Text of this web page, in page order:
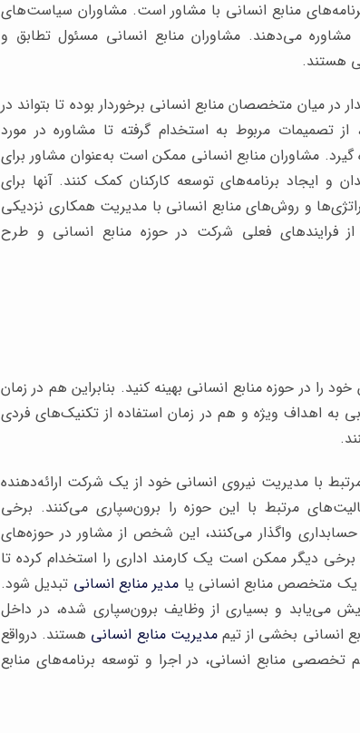
منابع انسانی با مشاور است. مشاوران سیاست‌های
مشاوره می‌دهند. مشاوران منابع انسانی مسئول تطابق و
هستند.
در میان متخصصان منابع انسانی برخوردار بوده تا بتواند در
تصمیمات مربوط به استخدام گرفته تا مشاوره در مورد
مشاوران منابع انسانی ممکن است به‌عنوان مشاور برای
و ایجاد برنامه‌های توسعه کارکنان کمک کنند. آنها برای
و روش‌های منابع انسانی با مدیریت همکاری نزدیکی
فرایندهای فعلی شرکت در حوزه منابع انسانی و طرح
را در حوزه منابع انسانی بهینه کنید. بنابراین هم در زمان
به اهداف ویژه و هم در زمان استفاده از تکنیک‌های فردی
با مدیریت نیروی انسانی خود از یک شرکت ارائه‌دهنده
مرتبط با این حوزه را برون‌سپاری می‌کنند. برخی
واگذار می‌کنند، این شخص از مشاور در حوزه‌های
دیگر ممکن است یک کارمند اداری را استخدام کرده تا
یک متخصص منابع انسانی یا مدیر منابع انسانی تبدیل شود.
می‌یابد و بسیاری از وظایف برون‌سپاری شده، در داخل
انسانی بخشی از تیممدیریت منابع انسانی هستند. درواقع
تخصصی منابع انسانی، در اجرا و توسعه برنامه‌های منابع